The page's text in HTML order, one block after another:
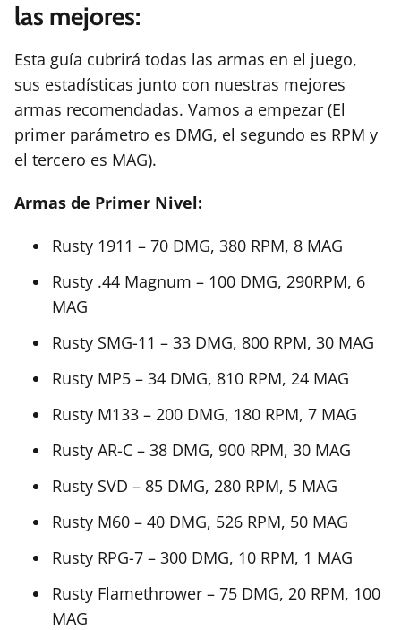
las mejores:
Esta guía cubrirá todas las armas en el juego,
sus estadísticas junto con nuestras mejores
armas recomendadas. Vamos a empezar (El
primer parámetro es DMG, el segundo es RPM y
el tercero es MAG).
Armas de Primer Nivel:
Rusty 1911 – 70 DMG, 380 RPM, 8 MAG
Rusty .44 Magnum – 100 DMG, 290RPM, 6
MAG
Rusty SMG-11 – 33 DMG, 800 RPM, 30 MAG
Rusty MP5 – 34 DMG, 810 RPM, 24 MAG
Rusty M133 – 200 DMG, 180 RPM, 7 MAG
Rusty AR-C – 38 DMG, 900 RPM, 30 MAG
Rusty SVD – 85 DMG, 280 RPM, 5 MAG
Rusty M60 – 40 DMG, 526 RPM, 50 MAG
Rusty RPG-7 – 300 DMG, 10 RPM, 1 MAG
Rusty Flamethrower – 75 DMG, 20 RPM, 100
MAG